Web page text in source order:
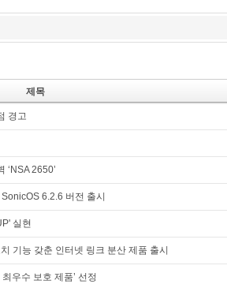
제목
경고
‘NSA 2650’
6.2.6 버전 출시
실현
기능 갖춘 인터넷 링크 분산 제품 출시
우수 보호 제품’ 선정